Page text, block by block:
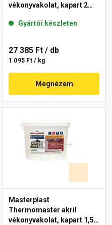
vékonyvakolat, kapart 2
Gyártói készleten
27 385 Ft / db
1 095 Ft / kg
Megnézem
Masterplast
Thermomaster akril
vékonyvakolat, kapart 1,5